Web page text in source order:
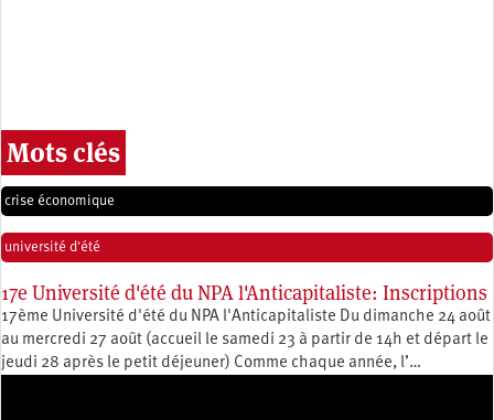
Mots clés
crise économique
université d'été
17e Université d'été du NPA l'Anticapitaliste: Inscriptions
17ème Université d'été du NPA l'Anticapitaliste Du dimanche 24 août
au mercredi 27 août (accueil le samedi 23 à partir de 14h et départ le
jeudi 28 après le petit déjeuner) Comme chaque année, l’…